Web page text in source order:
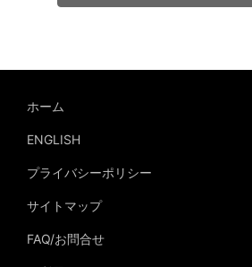
ホーム
ENGLISH
プライバシーポリシー
サイトマップ
FAQ/お問合せ